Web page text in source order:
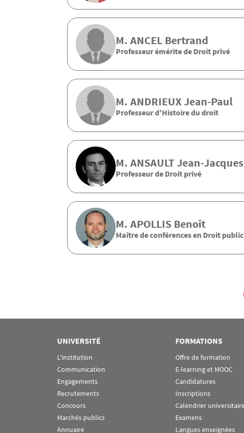
M. ANCEL Bertrand
Professeur émérite de Droit privé
M. ANDRIEUXJean-Paul
Professeur d'Histoire du droit
M. ANSAULTJean-Jacques
Professeur de Droit privé
M. APOLLIS Benoît
Maître de conférences en Droit public
UNIVERSITÉ
L'institution
Communication
Engagements
Recrutements
Concours
Marchés publics
Annuaire
FORMATIONS
Offre de formation
E-learning et MOOC
Candidatures
Inscriptions
Calendrier
Examens
Langues enseignées